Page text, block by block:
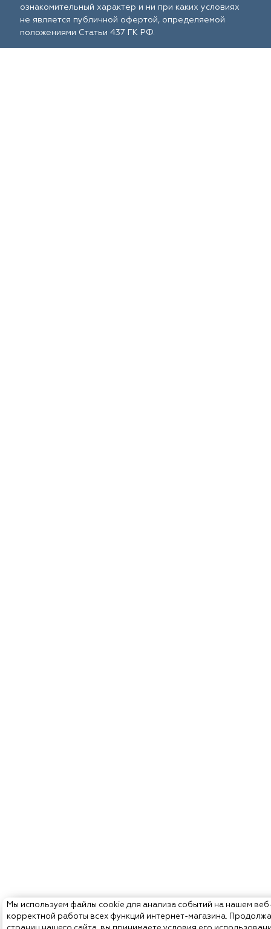
Мы используем файлы cookie для анализа событий на нашем
корректной работы всех функций интернет-магазина.
ознакомительный характер и ни при каких условиях
не является публичной офертой, определяемой
положениями Статьи 437 ГК РФ.